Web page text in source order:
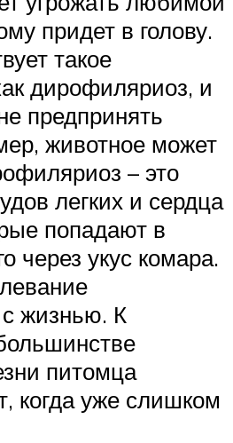
придет в голову.
такое
дирофиляриоз, и
предпринять
животное может
– это
легких и сердца
попадают в
через укус комара.
жизнью. К
питомца
когда уже слишком